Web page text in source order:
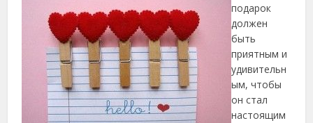
подарок
должен
быть
приятным и
удивительн
ым, чтобы
он стал
настоящим